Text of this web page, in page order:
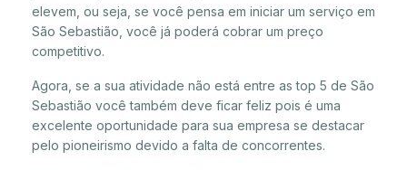
elevem, ou seja, se você pensa em iniciar um serviço em
São Sebastião, você já poderá cobrar um preço
competitivo.
Agora, se a sua atividade não está entre as top 5 de São
Sebastião você também deve ficar feliz pois é uma
excelente oportunidade para sua empresa se destacar
pelo pioneirismo devido a falta de concorrentes.